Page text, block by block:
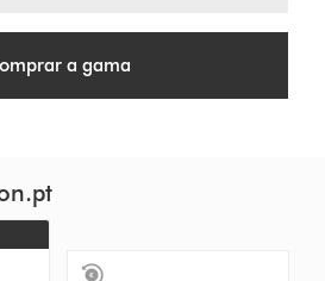
a gama